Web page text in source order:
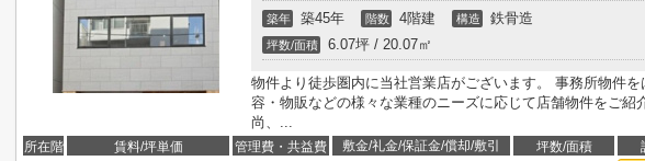
築年 築45年 階数 4階建 構造 鉄骨造
坪数/面積 6.07坪 / 20.07㎡
物件より徒歩圏内に当社営業店がございます。 事務所物件
容・物販などの様々な業種のニーズに応じて店舗物件をご紹
尚、...
所在階 賃料/坪単価 管理費・共益費 敷金/礼金/保証金/償却/敷引 坪数/面積